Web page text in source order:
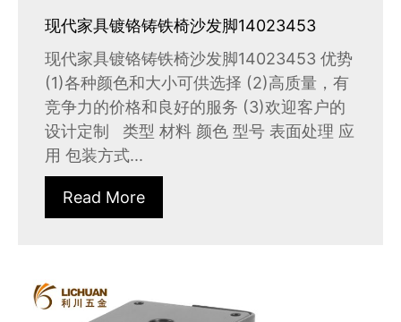
现代家具镀铬铸铁椅沙发脚14023453
现代家具镀铬铸铁椅沙发脚14023453 优势
(1)各种颜色和大小可供选择 (2)高质量，有
竞争力的价格和良好的服务 (3)欢迎客户的
设计定制 类型 材料 颜色 型号 表面处理 应
用 包装方式...
Read More